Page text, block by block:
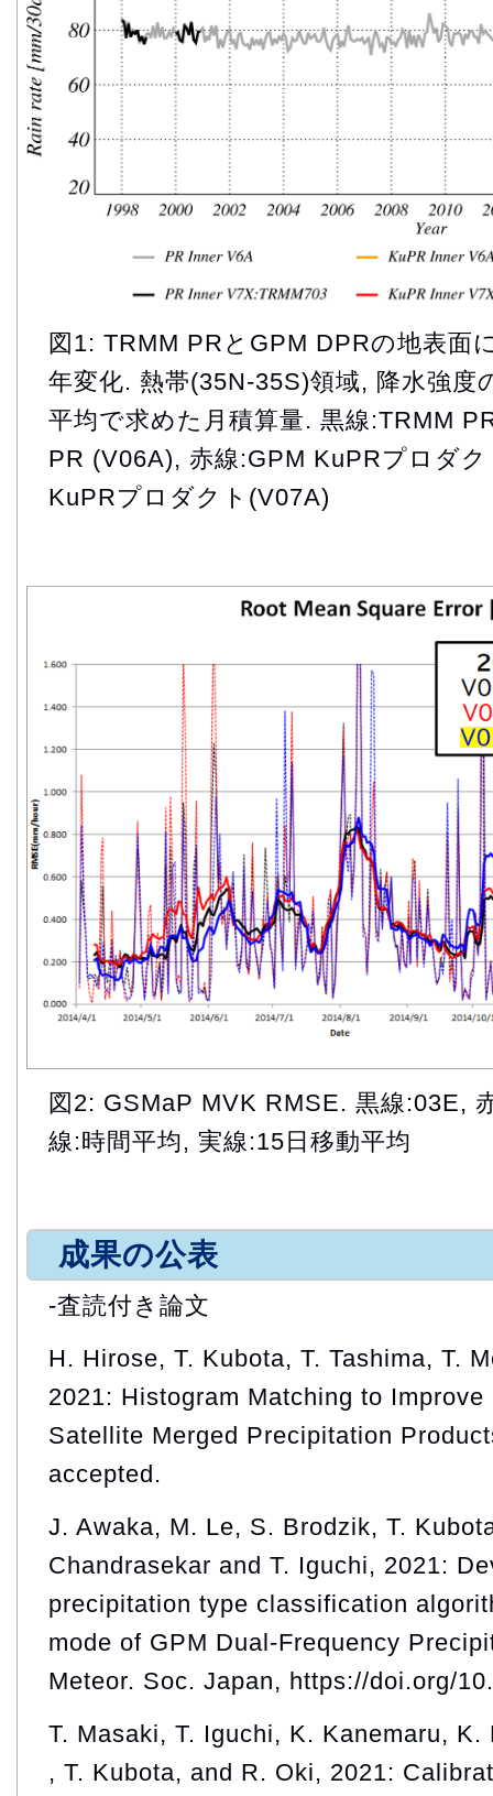
図1: TRMM PRとGPM DPRの地表面
年変化. 熱帯(35N-35S)領域, 降水強度
平均で求めた月積算量. 黒線:TRMM
PR (V06A), 赤線:GPM KuPRプロダ
KuPRプロダクト(V07A)
図2: GSMaP MVK RMSE. 黒線:03E,
線:時間平均, 実線:15日移動平均
成果の公表
-査読付き論文
H. Hirose, T. Kubota, T. Tashima, T.
2021: Histogram Matching to
Satellite Merged Precipitation
accepted.
J. Awaka, M. Le, S. Brodzik, T.
Chandrasekar and T. Iguchi, 2021:
precipitation type classification
mode of GPM Dual-Frequency
Meteor. Soc. Japan, https://doi.org/
T. Masaki, T. Iguchi, K. Kanemaru, K.
, T. Kubota, and R. Oki, 2021: